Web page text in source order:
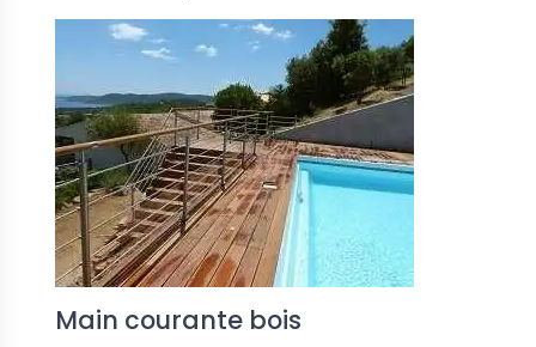
Main courante bois